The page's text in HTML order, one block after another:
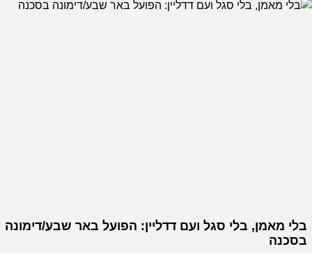
בלי מאמן, בלי סגל ועם דדליין: הפועל באר שבע/דימונה
בסכנה